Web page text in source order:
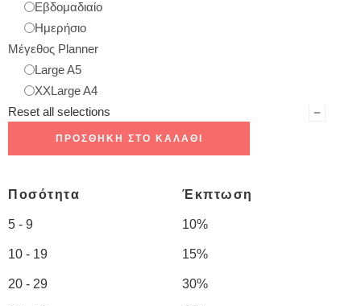
Εβδομαδιαίο
Ημερήσιο
Μέγεθος Planner
Large A5
XXLarge A4
Reset all selections
ΠΡΟΣΘΉΚΗ ΣΤΟ ΚΑΛΆΘΙ
Ποσότητα Έκπτωση
5 - 9 10%
10 - 19 15%
20 - 29 30%